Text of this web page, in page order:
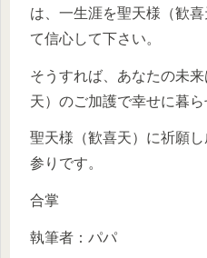
は、一生涯を聖天様（歓
て信心して下さい。
そうすれば、あなたの未
天）のご加護で幸せに暮ら
聖天様（歓喜天）に祈願
参りです。
合掌
執筆者：パパ